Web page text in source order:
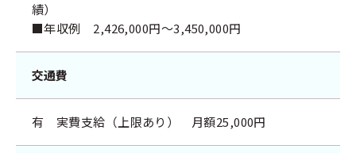
績）
■年収例 2,426,000円～3,450,000円
交通費
有 実費支給（上限あり） 月額25,000円